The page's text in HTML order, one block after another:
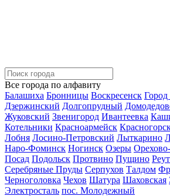
Все города по алфавиту
Балашиха Бронницы Воскресенск
Дзержинский Долгопрудный
Жуковский Звенигород Ивантеевка
Котельники Красноармейск
Лобня Лосино-Петровский Лыткарино
Наро-Фоминск Ногинск Озеры
Посад Подольск Протвино Пущино
Серебряные Пруды Серпухов Талдом
Черноголовка Чехов Шатура Шаховская
Электросталь пос. Молодежный